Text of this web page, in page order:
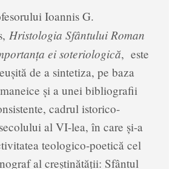
Ioannis G.
Hristologia Sfântului Roman
ei soteriologică, este
de a sintetiza, pe baza
și a unei bibliografii
cadrul istorico-
al VI-lea, în care și-a
teologico-poetică cel
al creștinătății: Sfântul